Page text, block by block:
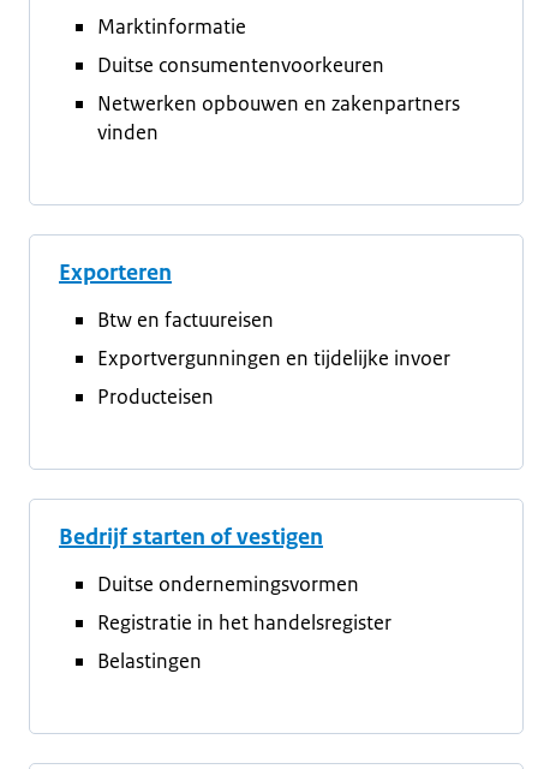
Marktinformatie
Duitse consumentenvoorkeuren
Netwerken opbouwen en zakenpartners
vinden
Exporteren
Btw en factuureisen
Exportvergunningen en tijdelijke invoer
Producteisen
Bedrijf starten of vestigen
Duitse ondernemingsvormen
Registratie in het handelsregister
Belastingen